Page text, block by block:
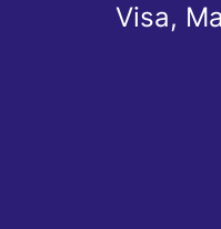
Visa,